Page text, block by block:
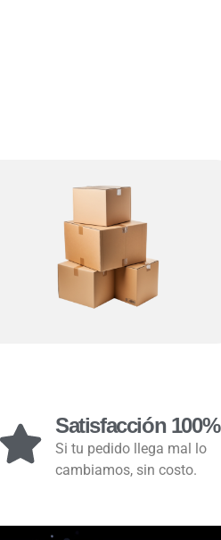
Satisfacción 100%
Si tu pedido llega mal lo
cambiamos, sin costo.